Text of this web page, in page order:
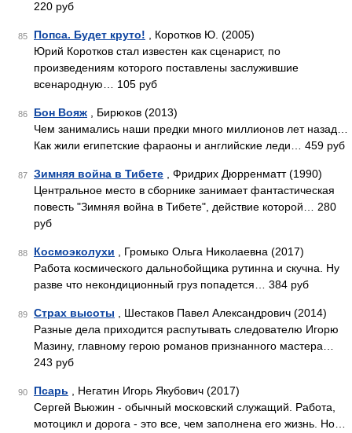
220 руб
85 Попса. Будет круто! , Коротков Ю. (2005)
Юрий Коротков стал известен как сценарист, по
произведениям которого поставлены заслужившие
всенародную… 105 руб
86 Бон Вояж , Бирюков (2013)
Чем занимались наши предки много миллионов лет назад…
Как жили египетские фараоны и английские леди… 459 руб
87 Зимняя война в Тибете , Фридрих Дюрренматт (1990)
Центральное место в сборнике занимает фантастическая
повесть "Зимняя война в Тибете", действие которой… 280
руб
88 Космоэколухи , Громыко Ольга Николаевна (2017)
Работа космического дальнобойщика рутинна и скучна. Ну
разве что некондиционный груз попадется… 384 руб
89 Страх высоты , Шестаков Павел Александрович (2014)
Разные дела приходится распутывать следователю Игорю
Мазину, главному герою романов признанного мастера…
243 руб
90 Псарь , Негатин Игорь Якубович (2017)
Сергей Вьюжин - обычный московский служащий. Работа,
мотоцикл и дорога - это все, чем заполнена его жизнь. Но…